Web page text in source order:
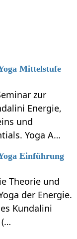
Mittelstufe
zur
Energie,
und
Yoga A…
Einführung
Theorie und
der Energie.
Kundalini
(…